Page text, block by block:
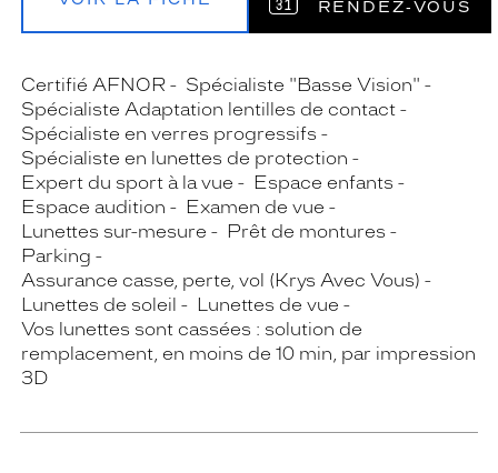
RENDEZ‑VOUS
Certifié AFNOR
Spécialiste "Basse Vision"
Spécialiste Adaptation lentilles de contact
Spécialiste en verres progressifs
Spécialiste en lunettes de protection
Expert du sport à la vue
Espace enfants
Espace audition
Examen de vue
Lunettes sur-mesure
Prêt de montures
Parking
Assurance casse, perte, vol (Krys Avec Vous)
Lunettes de soleil
Lunettes de vue
Vos lunettes sont cassées : solution de
remplacement, en moins de 10 min, par impression
3D